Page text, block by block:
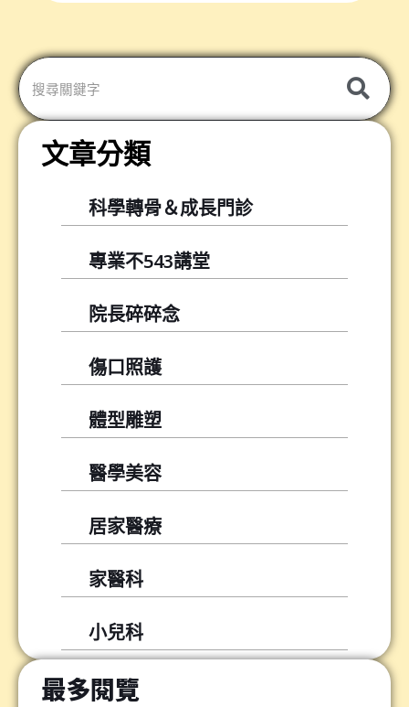
轉
文章分類
科學轉骨＆成長門診
專業不543講堂
院長碎碎念
傷口照護
體型雕塑
醫學美容
居家醫療
家醫科
小兒科
最多閱覽